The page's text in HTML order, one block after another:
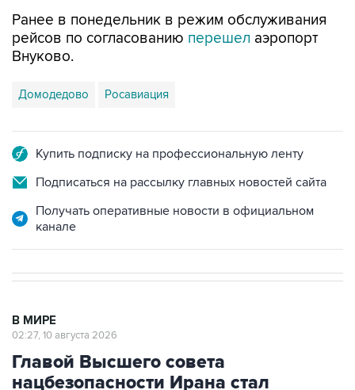
Ранее в понедельник в режим обслуживания
рейсов по согласованию перешел аэропорт
Внуково.
Домодедово Росавиация
Купить подписку на профессиональную ленту
Подписаться на рассылку главных новостей сайта
Получать оперативные новости в официальном
канале
В МИРЕ
02:27, 10 августа 2026
Главой Высшего совета
нацбезопасности Ирана стал